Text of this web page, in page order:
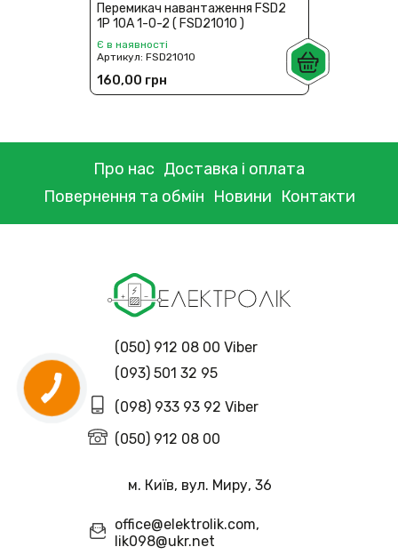
Перемикач навантаження FSD2
1P 10A 1-0-2 ( FSD21010 )
Є в наявності
Артикул:FSD21010
160,00 грн
Про нас Доставка і оплата
Повернення та обмін Новини Контакти
(050) 912 08 00 Viber
(093) 501 32 95
(098) 933 93 92 Viber
(050) 912 08 00
м. Київ, вул. Миру, 36
office@elektrolik.com,
lik098@ukr.net